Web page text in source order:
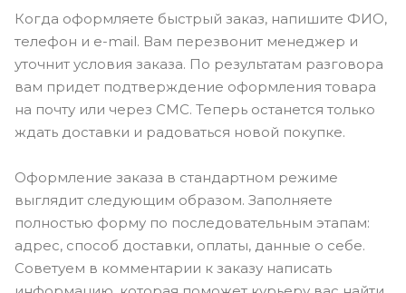
Когда оформляете быстрый заказ, напишите ФИО,
телефон и e-mail. Вам перезвонит менеджер и
уточнит условия заказа. По результатам разговора
вам придет подтверждение оформления товара
на почту или через СМС. Теперь останется только
ждать доставки и радоваться новой покупке.
Оформление заказа в стандартном режиме
выглядит следующим образом. Заполняете
полностью форму по последовательным этапам:
адрес, способ доставки, оплаты, данные о себе.
Советуем в комментарии к заказу написать